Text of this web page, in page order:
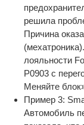
решила
Причина
лояльности
P0903 с
Меняйте
Пример 3:
Автомобиль